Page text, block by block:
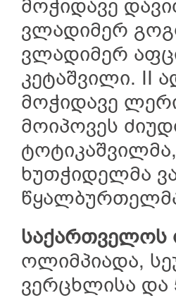
მოჭიდავე
ვლადიმერ
ვლადიმერ
კეტაშვილი. II
მოჭიდავე
მოიპოვეს
ხუთჭიდელმა
საქართველოს
ოლიმპიადა,
ვერცხლისა და